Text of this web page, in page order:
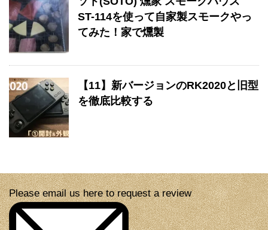
ST-114を使って自家製スモークやっ
てみた！家で燻製
【11】新バージョンのRK2020と旧型
を徹底比較する
Please email us here to request a review